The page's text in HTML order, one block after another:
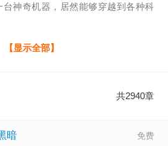
神奇机器，居然能够穿越到各种科
地球开始，打造外骨骼、载人登月、
球杀到三体，一路纵横多元宇宙，
【显示全部】
共2940章
暗